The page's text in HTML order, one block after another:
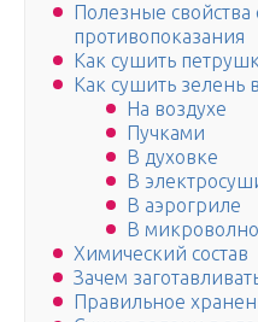
Полезные
противопоказания
Как сушить
Как сушить зелень
На воздухе
Пучками
В духовке
В
В аэрогриле
В
Химический состав
Зачем
Правильное